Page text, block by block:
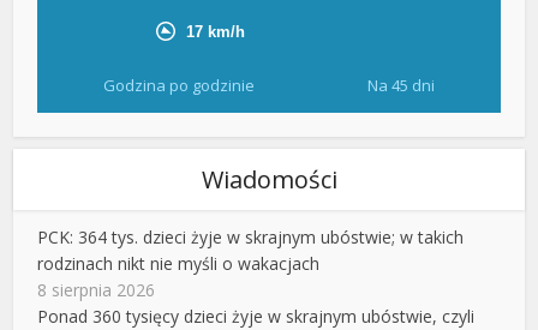
Godzina po godzinie Na 45 dni
Wiadomości
PCK: 364 tys. dzieci żyje w skrajnym ubóstwie; w takich
rodzinach nikt nie myśli o wakacjach
8 sierpnia 2026
Ponad 360 tysięcy dzieci żyje w skrajnym ubóstwie, czyli